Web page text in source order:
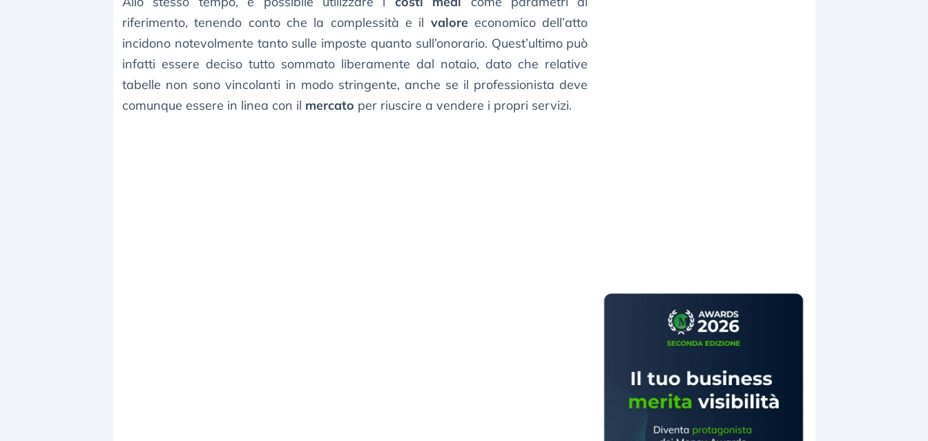
riferimento, tenendo conto che la complessità e il valoreeconomico dell’atto
incidono notevolmente tanto sulle imposte quanto sull’onorario. Quest’ultimo può
infatti essere deciso tutto sommato liberamente dal notaio, dato che relative
tabelle non sono vincolanti in modo stringente, anche se il professionista deve
comunque essere in linea con il mercato per riuscire a vendere i propri servizi.